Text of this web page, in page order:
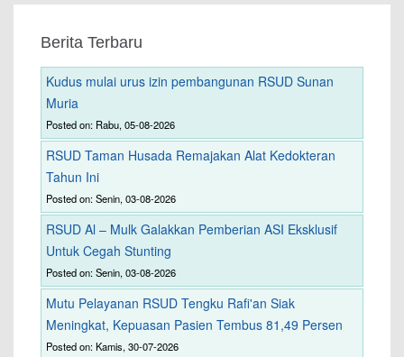
Berita Terbaru
Kudus mulai urus izin pembangunan RSUD Sunan
Muria
Posted on: Rabu, 05-08-2026
RSUD Taman Husada Remajakan Alat Kedokteran
Tahun Ini
Posted on: Senin, 03-08-2026
RSUD Al – Mulk Galakkan Pemberian ASI Eksklusif
Untuk Cegah Stunting
Posted on: Senin, 03-08-2026
Mutu Pelayanan RSUD Tengku Rafi'an Siak
Meningkat, Kepuasan Pasien Tembus 81,49 Persen
Posted on: Kamis, 30-07-2026